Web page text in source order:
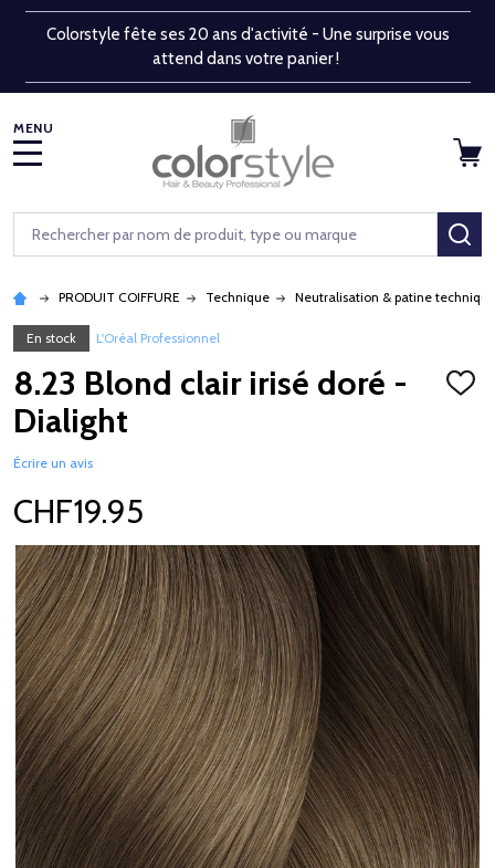
Colorstyle fête ses 20 ans d'activité - Une surprise vous
attend dans votre panier !
Rechercher
PRODUIT COIFFURE Technique Neutralisation & patine technique
En stock L'Oréal Professionnel
8.23 Blond clair irisé doré -
Dialight
Écrire un avis
CHF19.95